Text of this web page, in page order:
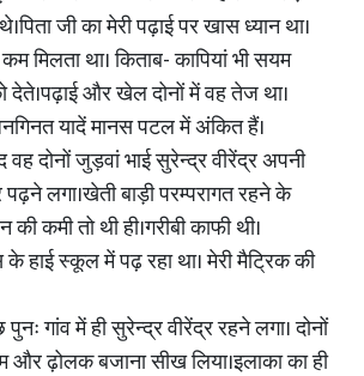
जी का मेरी पढ़ाई पर खास ध्यान था।
मिलता था। किताब- कापियां भी सयम
देते।पढ़ाई और खेल दोनों में वह तेज था।
यादें मानस पटल में अंकित हैं।
वह दोनों जुड़वां भाई सुरेन्द्र वीरेंद्र अपनी
लगा।खेती बाड़ी परम्परागत रहने के
कमी तो थी ही।गरीबी काफी थी।
हाई स्कूल में पढ़ रहा था। मेरी मैट्रिक की
गांव में ही सुरेन्द्र वीरेंद्र रहने लगा। दोनों
और ढ़ोलक बजाना सीख लिया।इलाका का ही